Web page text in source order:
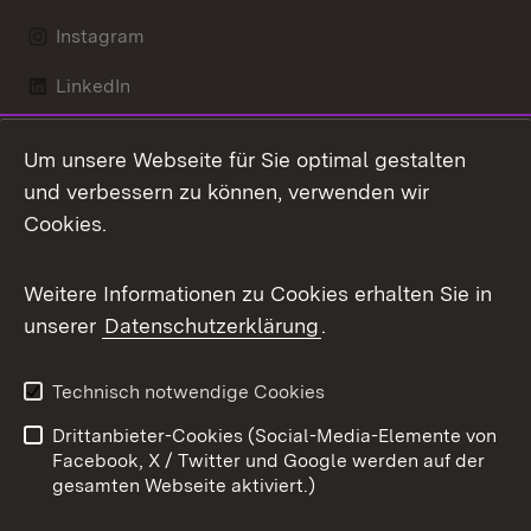
Instagram
LinkedIn
X / Twitter
Youtube
Kontakt
Datenschutz
Barrierefreiheit
Impressum
Cookies
Um unsere Webseite für Sie optimal gestalten
und verbessern zu können, verwenden wir
Cookies.
Weitere Informationen zu Cookies erhalten Sie in
unserer Datenschutzerklärung.
Technisch notwendige Cookies
Drittanbieter-Cookies (Social-Media-Elemente von
Facebook, X / Twitter und Google werden auf der
gesamten Webseite aktiviert.)